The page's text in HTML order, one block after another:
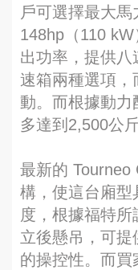
戶可選擇最大馬
148hp（110
出功率，提供
速箱兩種選項，
動。而根據動力
多達到2,500公斤
最新的 Tourneo
構，使這台廂型
度，根據福特
立後懸吊，可
的操控性。而